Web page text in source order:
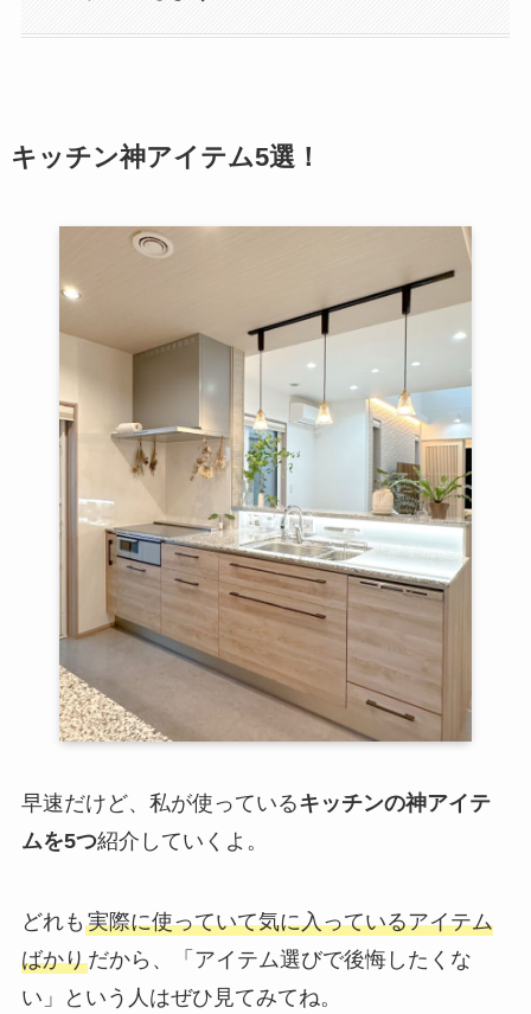
キッチン神アイテム5選！
早速だけど、私が使っているキッチンの神アイテ
ムを5つ紹介していくよ。
どれも 実際に使っていて気に入っているアイテム
ばかりだから、「アイテム選びで後悔したくな
い」という人はぜひ見てみてね。